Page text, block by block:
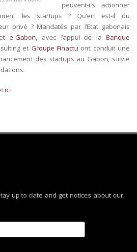
peuvent-ils actionner
les startups ? Qu’en est-il du
privé ? Mandatés par l’Etat gabonais
e-Gabon, avec l’appui de la Banque
et Groupe Finactu ont conduit une
des startups au Gabon, suivie
ici
up to date and get notices about our